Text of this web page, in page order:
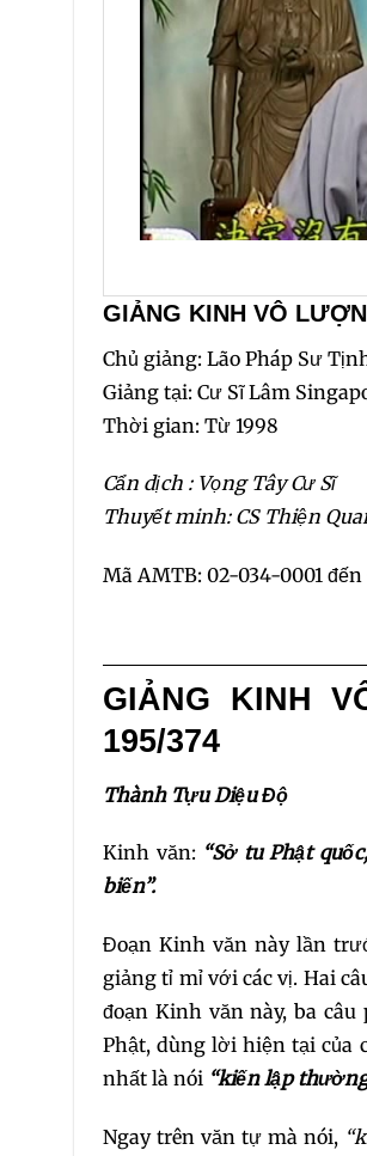
GIẢNG KINH VÔ
Chủ giảng: Lão Pháp Sư
Giảng tại: Cư Sĩ Lâm
Thời gian: Từ 1998
Cẩn dịch : Vọng Tây Cư Sĩ
Thuyết minh: CS Thiện
Mã AMTB: 02-034-0001 đến
GIẢNG KINH
195/374
Thành Tựu Diệu Độ
Kinh văn: “Sở tu Phật
biến”.
Đoạn Kinh văn này lần
giảng tỉ mỉ với các vị. Hai
đoạn Kinh văn này, ba
Phật, dùng lời hiện tại của
nhất là nói “kiến lập
Ngay trên văn tự mà nói,